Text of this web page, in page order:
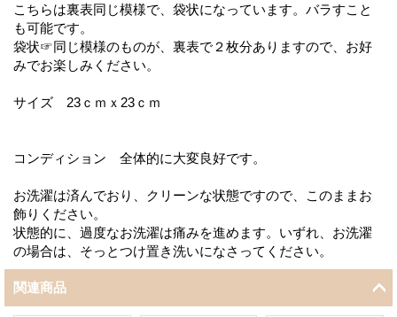
こちらは裏表同じ模様で、袋状になっています。バラすこと
も可能です。
袋状☞同じ模様のものが、裏表で２枚分ありますので、お好
みでお楽しみください。
サイズ 23ｃｍｘ23ｃｍ
コンディション 全体的に大変良好です。
お洗濯は済んでおり、クリーンな状態ですので、このままお
飾りください。
状態的に、過度なお洗濯は痛みを進めます。いずれ、お洗濯
の場合は、そっとつけ置き洗いになさってください。
関連商品